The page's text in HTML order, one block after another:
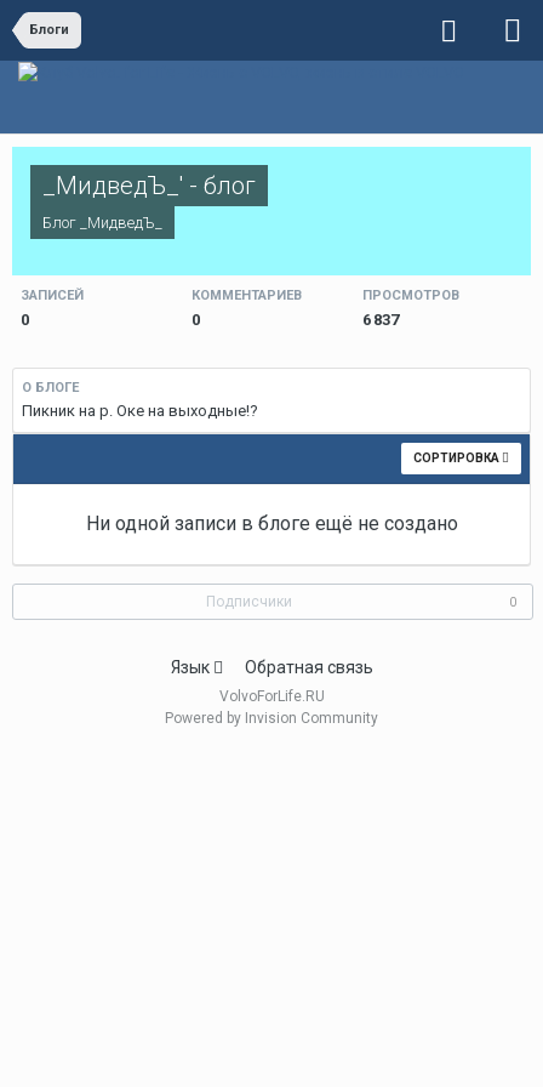
Блоги
_МидведЪ_' - блог
Блог _МидведЪ_
ЗАПИСЕЙ
0
КОММЕНТАРИЕВ
0
ПРОСМОТРОВ
6 837
О БЛОГЕ
Пикник на р. Оке на выходные!?
СОРТИРОВКА
Ни одной записи в блоге ещё не создано
Подписчики 0
Язык Обратная связь
VolvoForLife.RU
Powered by Invision Community